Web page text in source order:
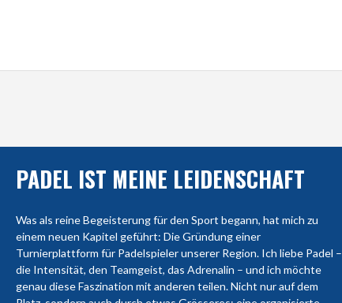
PADEL IST MEINE LEIDENSCHAFT
Was als reine Begeisterung für den Sport begann, hat mich zu
einem neuen Kapitel geführt: Die Gründung einer
Turnierplattform für Padelspieler unserer Region. Ich liebe Padel –
die Intensität, den Teamgeist, das Adrenalin – und ich möchte
genau diese Faszination mit anderen teilen. Nicht nur auf dem